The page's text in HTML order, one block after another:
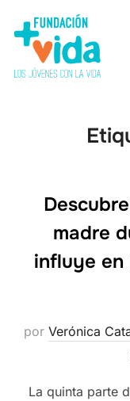
madre
influye en
por Verónica
La quinta parte